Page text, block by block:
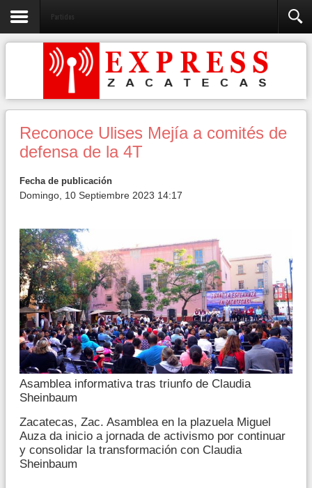
Partidos
Reconoce Ulises Mejía a comités de
defensa de la 4T
Fecha de publicación
Domingo, 10 Septiembre 2023 14:17
Asamblea informativa tras triunfo de Claudia
Sheinbaum
Zacatecas, Zac. Asamblea en la plazuela Miguel
Auza da inicio a jornada de activismo por continuar
y consolidar la transformación con Claudia
Sheinbaum